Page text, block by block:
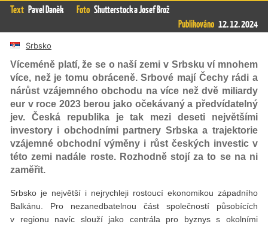
Text Pavel Daněk Foto Shutterstock a Josef Brož
Publikováno 12. 12. 2024
Srbsko
Víceméně platí, že se o naší zemi v Srbsku ví mnohem
více, než je tomu obráceně. Srbové mají Čechy rádi a
nárůst vzájemného obchodu na více než dvě miliardy
eur v roce 2023 berou jako očekávaný a předvídatelný
jev. Česká republika je tak mezi deseti největšími
investory i obchodními partnery Srbska a trajektorie
vzájemné obchodní výměny i růst českých investic v
této zemi nadále roste. Rozhodně stojí za to se na ni
zaměřit.
Srbsko je největší i nejrychleji rostoucí ekonomikou západního
Balkánu. Pro nezanedbatelnou část společností působících
v regionu navíc slouží jako centrála pro byznys s okolními